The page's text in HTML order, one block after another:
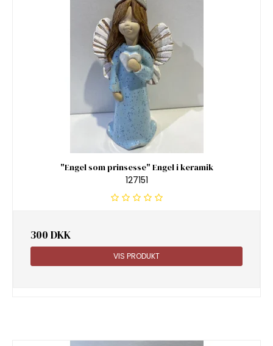
"Engel som prinsesse" Engel i keramik
127151
300 DKK
VIS PRODUKT